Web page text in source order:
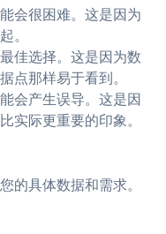
会很困难。这是因为
。
佳选择。这是因为数
点那样易于看到。
会产生误导。这是因
实际更重要的印象。
的具体数据和需求。